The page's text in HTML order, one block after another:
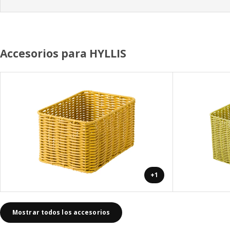
Accesorios para HYLLIS
+1
Mostrar todos los accesorios